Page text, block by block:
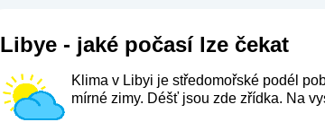
Libye - jaké počasí lze čekat
Klima v Libyi je středomořské podél
mírné zimy. Déšť jsou zde zřídka. Na